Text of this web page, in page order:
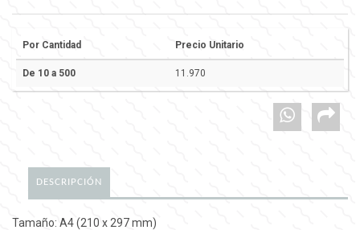
Por Cantidad Precio Unitario
De 10 a 500 11.970
DESCRIPCIÓN
Tamaño: A4 (210 x 297 mm)